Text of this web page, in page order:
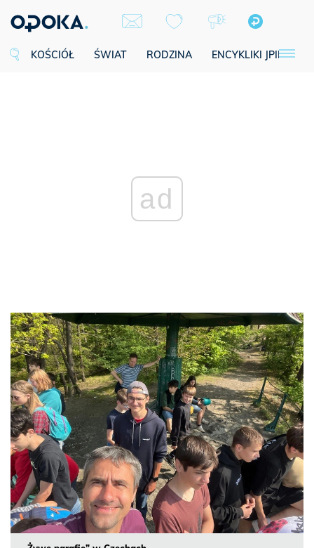
KOŚCIÓŁ ŚWIAT RODZINA ENCYKLIKI JPII
ad